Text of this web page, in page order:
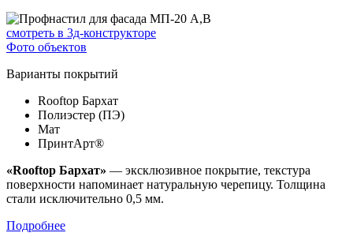
смотреть в 3д-конструкторе
Фото объектов
Варианты покрытий
Rooftop Бархат
Полиэстер (ПЭ)
Мат
ПринтАрт®
«Rooftop Бархат» — эксклюзивное покрытие, текстура
поверхности напоминает натуральную черепицу. Толщина
стали исключительно 0,5 мм.
Подробнее